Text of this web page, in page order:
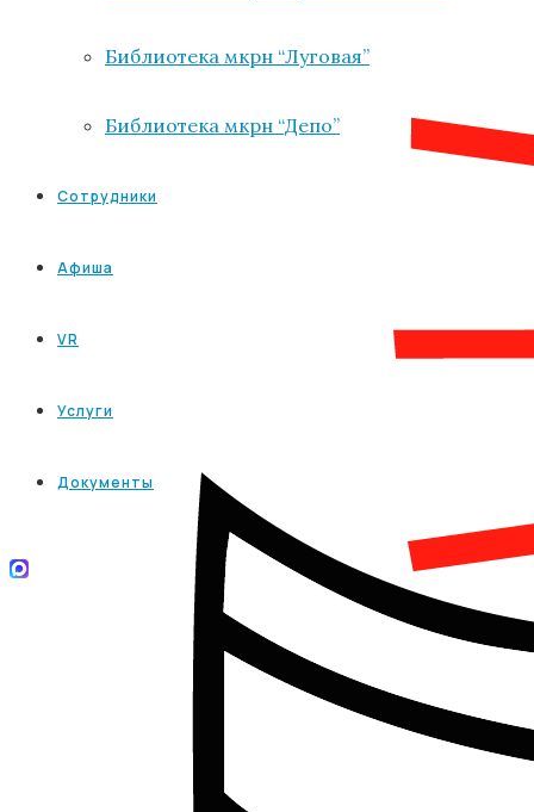
Библиотека мкрн “Луговая”
Библиотека мкрн “Депо”
Сотрудники
Афиша
VR
Услуги
Документы